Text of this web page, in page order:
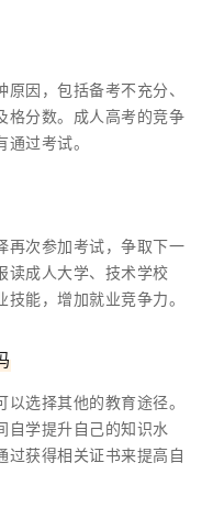
因，包括备考不充分、
格分数。成人高考的竞争
过考试。
再次参加考试，争取下一
读成人大学、技术学校
能，增加就业竞争力。
选择其他的教育途径。
自学提升自己的知识水
过获得相关证书来提高自